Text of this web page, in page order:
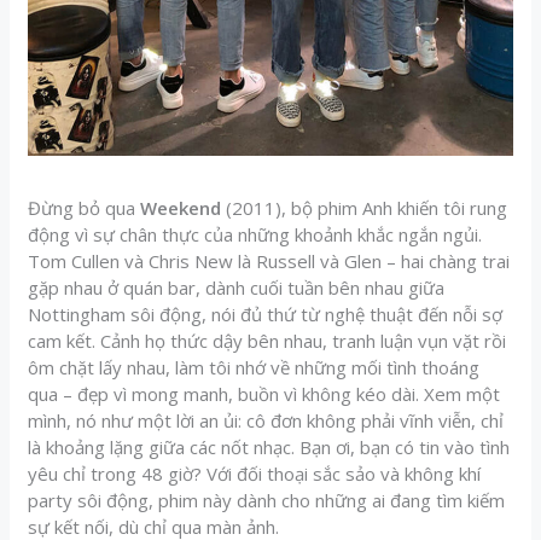
Đừng bỏ quaWeekend (2011), bộ phim Anh khiến tôi rung
động vì sự chân thực của những khoảnh khắc ngắn ngủi.
Tom Cullen và Chris New là Russell và Glen – hai chàng trai
gặp nhau ở quán bar, dành cuối tuần bên nhau giữa
Nottingham sôi động, nói đủ thứ từ nghệ thuật đến nỗi sợ
cam kết. Cảnh họ thức dậy bên nhau, tranh luận vụn vặt rồi
ôm chặt lấy nhau, làm tôi nhớ về những mối tình thoáng
qua – đẹp vì mong manh, buồn vì không kéo dài. Xem một
mình, nó như một lời an ủi: cô đơn không phải vĩnh viễn, chỉ
là khoảng lặng giữa các nốt nhạc. Bạn ơi, bạn có tin vào tình
yêu chỉ trong 48 giờ? Với đối thoại sắc sảo và không khí
party sôi động, phim này dành cho những ai đang tìm kiếm
sự kết nối, dù chỉ qua màn ảnh.